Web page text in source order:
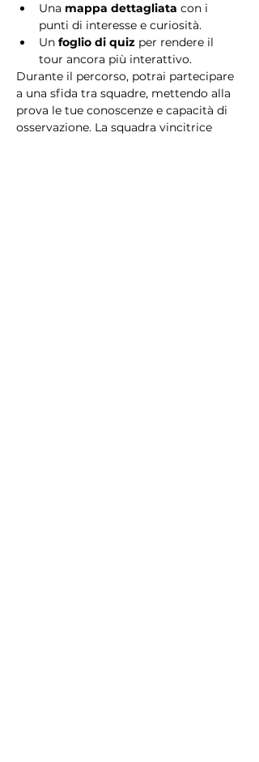
Una mappa dettagliata con i
punti di interesse e curiosità.
Un foglio di quiz per rendere il
tour ancora più interattivo.
Durante il percorso, potrai partecipare
a una sfida tra squadre, mettendo alla
prova le tue conoscenze e capacità di
osservazione. La squadra vincitrice